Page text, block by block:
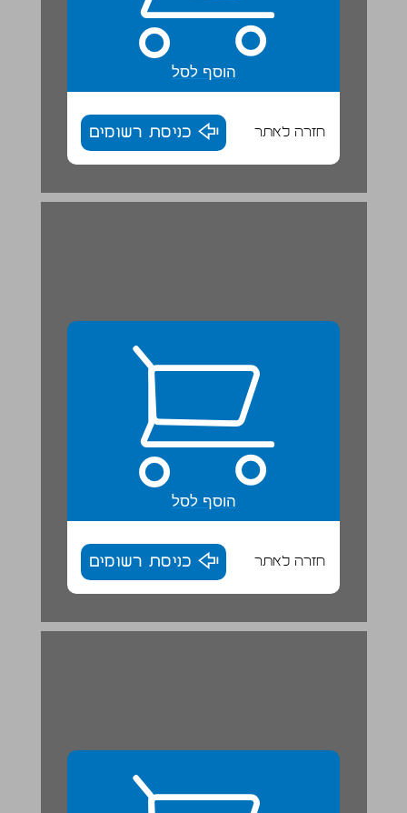
הוסף לסל
חזרה לאתר כניסת רשומים
הוראות להכנת פנס מניר לסכה ... 26
הוסף לסל
חזרה לאתר כניסת רשומים